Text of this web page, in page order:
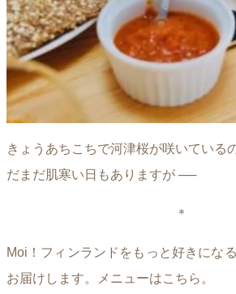
きょうあちこちで河津桜が咲いている
だまだ肌寒い日もありますが ──
＊
Moi！フィンランドをもっと好きにな
お届けします。メニューはこちら。